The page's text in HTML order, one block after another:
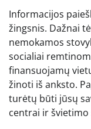
Informacijos
žingsnis. Dažnai
nemokamos
socialiai
finansuojamų
žinoti iš anksto.
turėtų būti jūsų
centrai ir švietimo